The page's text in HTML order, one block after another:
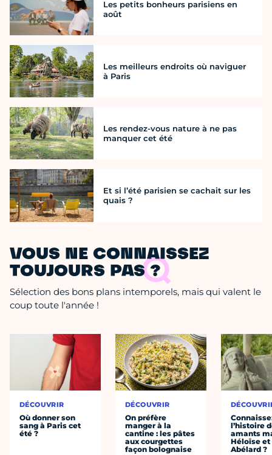
Les petits bonheurs parisiens en
août
Les meilleurs endroits où naviguer
à Paris
Les rendez-vous nature à ne pas
manquer cet été
Et si l’été parisien se cachait sur les
quais ?
VOUS NE CONNAISSEZ
TOUJOURS PAS ?
Sélection des bons plans intemporels, mais qui valent le
coup toute l'année !
DÉCOUVRIR
Où donner son
sang à Paris cet
été ?
DÉCOUVRIR
On préfère
manger à la
cantine : les pâtes
aux courgettes
façon bolognaise
l’histoire
amants
Héloïse et
Abélard ?